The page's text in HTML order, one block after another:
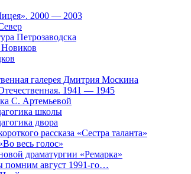
2000 — 2003
Петрозаводска
галерея Дмитрия Москина
1941 — 1945
С. Артемьевой
школы
двора
рассказа «Сестра таланта»
весь голос»
драматургии «Ремарка»
помним август 1991-го…